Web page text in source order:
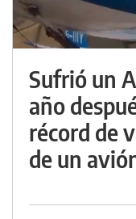
Sufrió un
año
récord de
de un